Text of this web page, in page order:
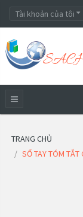
Tài khoản của tôi
TRANG CHỦ
SỔ TAY TÓM TẮT